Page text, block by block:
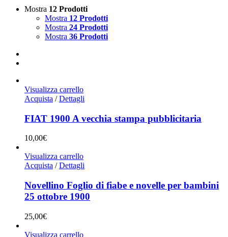
Mostra 12 Prodotti
Mostra 12 Prodotti
Mostra 24 Prodotti
Mostra 36 Prodotti
Visualizza carrello
Acquista / Dettagli
FIAT 1900 A vecchia stampa pubblicitaria
10,00€
Visualizza carrello
Acquista / Dettagli
Novellino Foglio di fiabe e novelle per bambini
25 ottobre 1900
25,00€
Visualizza carrello